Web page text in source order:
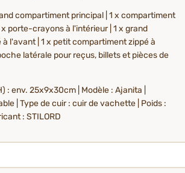
compartiment principal | 1 x compartiment
porte-crayons à l'intérieur | 1 x grand
l'avant | 1 x petit compartiment zippé à
latérale pour reçus, billets et pièces de
: env. 25x9x30cm | Modèle : Ajanita |
| Type de cuir : cuir de vachette | Poids :
: STILORD